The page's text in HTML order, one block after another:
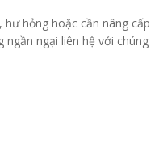
hỏng hoặc cần nâng cấp
ngại liên hệ với chúng